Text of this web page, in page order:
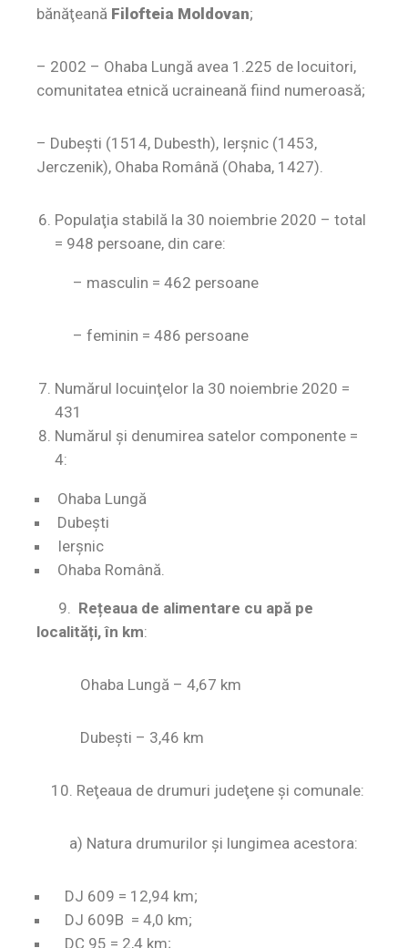
bănăţeană Filofteia Moldovan;
– 2002 – Ohaba Lungă avea 1.225 de locuitori,
comunitatea etnică ucraineană fiind numeroasă;
– Dubeşti (1514, Dubesth), Ierşnic (1453,
Jerczenik), Ohaba Română (Ohaba, 1427).
Populaţia stabilă la 30 noiembrie 2020 – total
= 948 persoane, din care:
– masculin = 462 persoane
– feminin = 486 persoane
Numărul locuinţelor la 30 noiembrie 2020 =
431
Numărul şi denumirea satelor componente =
4:
Ohaba Lungă
Dubeşti
Ierşnic
Ohaba Română.
9. Rețeaua de alimentare cu apă pe
localități, în km:
Ohaba Lungă – 4,67 km
Dubești – 3,46 km
10. Reţeaua de drumuri judeţene şi comunale:
a) Natura drumurilor şi lungimea acestora:
DJ 609 = 12,94 km;
DJ 609B = 4,0 km;
DC 95 = 2,4 km;